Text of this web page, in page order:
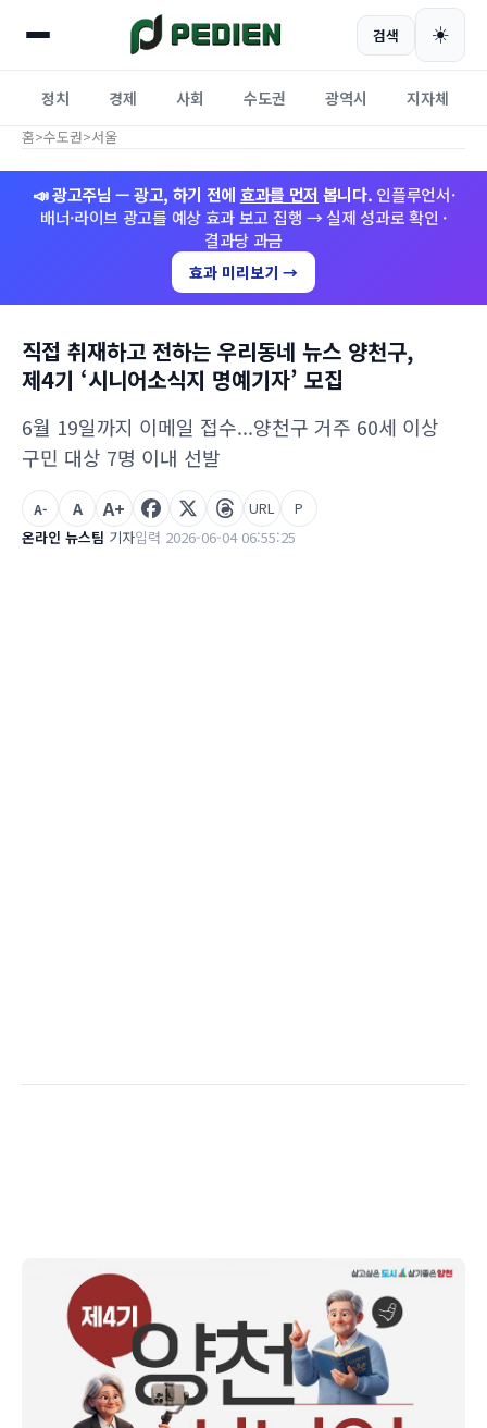
검색 ☀️
정치 경제 사회 수도권 광역시 지자체
홈>수도권>서울
📣 광고주님 — 광고, 하기 전에 효과를 먼저 봅니다. 인플루언서·
배너·라이브 광고를 예상 효과 보고 집행 → 실제 성과로 확인 ·
결과당 과금
효과 미리보기 →
직접 취재하고 전하는 우리동네 뉴스 양천구,
제4기 ‘시니어소식지 명예기자’ 모집
6월 19일까지 이메일 접수...양천구 거주 60세 이상
구민 대상 7명 이내 선발
온라인 뉴스팀 기자입력 2026-06-04 06:55:25
A- A A+ URL P